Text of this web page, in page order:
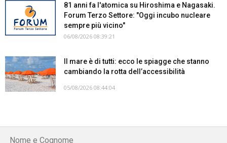
81 anni fa l'atomica su Hiroshima e Nagasaki.
Forum Terzo Settore: "Oggi incubo nucleare
sempre più vicino"
06/08/2026 08:39:21
Il mare è di tutti: ecco le spiagge che stanno
cambiando la rotta dell’accessibilità
05/08/2026 08:44:04